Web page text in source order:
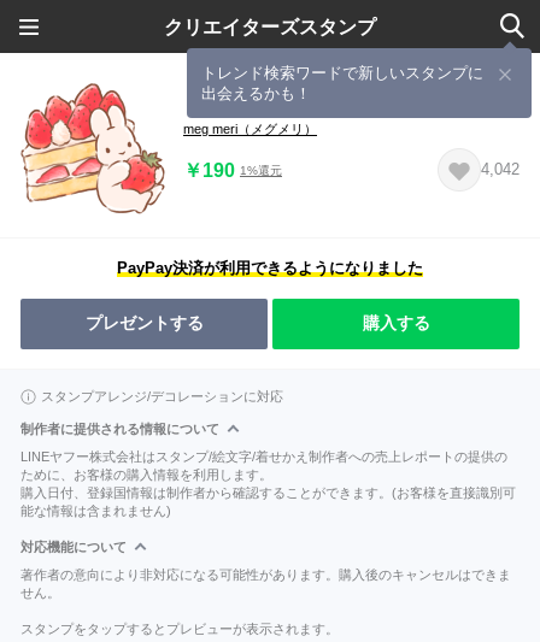
クリエイターズスタンプ
トレンド検索ワードで新しいスタンプに
出会えるかも！
もちっとうさぎとスイーツ
meg meri（メグメリ）
￥190 1%還元 4,042
PayPay決済が利用できるようになりました
プレゼントする 購入する
スタンプアレンジ/デコレーションに対応
制作者に提供される情報について
LINEヤフー株式会社はスタンプ/絵文字/着せかえ制作者への売上レポートの提供の
ために、お客様の購入情報を利用します。
購入日付、登録国情報は制作者から確認することができます。(お客様を直接識別可
能な情報は含まれません)
対応機能について
著作者の意向により非対応になる可能性があります。購入後のキャンセルはできま
せん。
スタンプをタップするとプレビューが表示されます。